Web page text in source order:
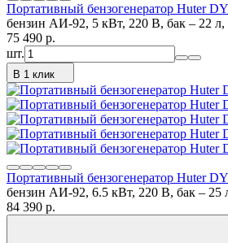
Портативный бензогенератор Huter
бензин АИ-92, 5 кВт, 220 В, бак – 22 л,
75 490 p.
шт.
В 1 клик
Портативный бензогенератор Huter
бензин АИ-92, 6.5 кВт, 220 В, бак – 25
84 390 p.